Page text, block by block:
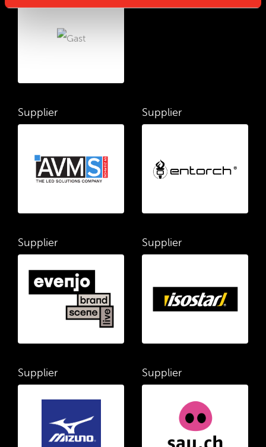
Supplier Supplier
Supplier Supplier
Supplier Supplier